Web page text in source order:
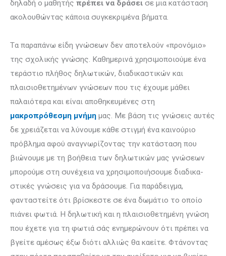
δηλαδή ο μαθητής πρέπει να δράσει σε μια κατάσταση
ακολουθώντας κάποια συγκεκριμένα βήματα.
Tα παραπάνω είδη γνώσεων δεν αποτελούν «προνόμιο»
της σχολικής γνώσης. Καθημερινά χρησιμοποιούμε ένα
τεράστιο πλήθος δηλωτικών, διαδικα­στικών και
πλαισιοθετημένων γνώσεων που τις έχουμε μάθει
παλαιότερα και είναι αποθηκευμένες στη
μακροπρόθεσμη μνήμη μας. Με βάση τις γνώσεις αυτές
δε χρειάζεται να λύνουμε κάθε στιγμή ένα καινούριο
πρόβλημα αφού αναγνωρίζοντας την κατάσταση που
βιώνουμε με τη βοήθεια των δηλω­τικών μας γνώσεων
μπορούμε στη συνέχεια να χρησιμοποιήσουμε διαδικα­
στικές γνώσεις για να δράσουμε. Για παράδειγμα,
φανταστείτε ότι βρίσκεστε σε ένα δωμάτιο το οποίο
πιάνει φωτιά. Η δηλωτική και η πλαισιοθετημένη γνώση
που έχετε για τη φωτιά σάς ενημερώνουν ότι πρέπει να
βγείτε αμέσως έξω διότι αλλιώς θα καείτε. Φτάνοντας